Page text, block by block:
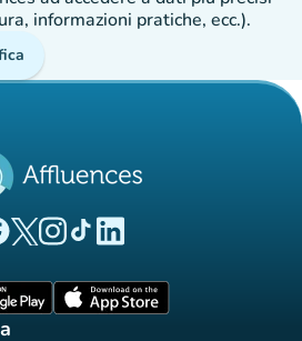
informazioni pratiche, ecc.).
(nuova scheda)
(nuova scheda)
(nuova scheda)
(nuova scheda)
(nuova scheda)